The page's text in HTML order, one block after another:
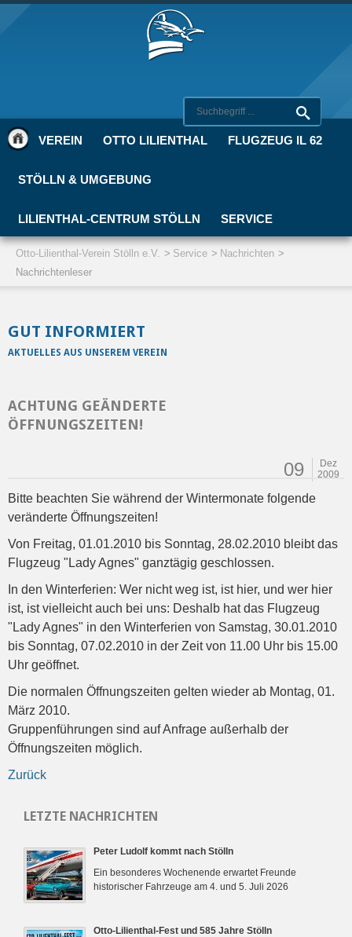
VEREIN OTTO LILIENTHAL FLUGZEUG IL 62
STÖLLN & UMGEBUNG
LILIENTHAL-CENTRUM STÖLLN SERVICE
Otto-Lilienthal-Verein Stölln e.V. Service
Nachrichten
Nachrichtenleser
GUT INFORMIERT
AKTUELLES AUS UNSEREM VEREIN
ACHTUNG GEÄNDERTE
ÖFFNUNGSZEITEN!
09
Dez
2009
Bitte beachten Sie während der Wintermonate folgende
veränderte Öffnungszeiten!
Von Freitag, 01.01.2010 bis Sonntag, 28.02.2010 bleibt das
Flugzeug "Lady Agnes" ganztägig geschlossen.
In den Winterferien: Wer nicht weg ist, ist hier, und wer hier
ist, ist vielleicht auch bei uns: Deshalb hat das Flugzeug
"Lady Agnes" in den Winterferien von Samstag, 30.01.2010
bis Sonntag, 07.02.2010 in der Zeit von 11.00 Uhr bis 15.00
Uhr geöffnet.
Die normalen Öffnungszeiten gelten wieder ab Montag, 01.
März 2010.
Gruppenführungen sind auf Anfrage außerhalb der
Öffnungszeiten möglich.
Zurück
LETZTE NACHRICHTEN
Peter Ludolf kommt nach Stölln
Ein besonderes Wochenende erwartet Freunde
historischer Fahrzeuge am 4. und 5. Juli 2026
Otto-Lilienthal-Fest und 585 Jahre Stölln